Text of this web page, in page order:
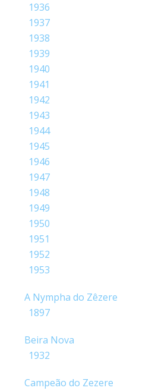
1936
1937
1938
1939
1940
1941
1942
1943
1944
1945
1946
1947
1948
1949
1950
1951
1952
1953
A Nympha do Zêzere
1897
Beira Nova
1932
Campeão do Zezere